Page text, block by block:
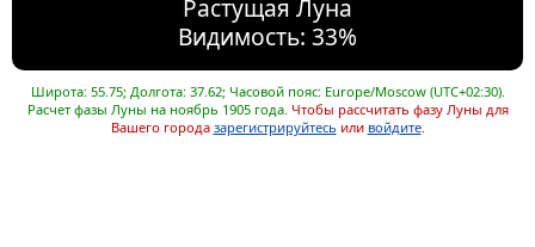
Растущая Луна
Видимость: 33%
Широта: 55.75; Долгота: 37.62; Часовой пояс: Europe/Moscow (UTC+02:30).
Расчет фазы Луны на ноябрь 1905 года. Чтобы рассчитать фазу Луны для
Вашего города зарегистрируйтесь или войдите.